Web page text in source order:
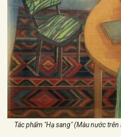
Tác phẩm "Hạ sang" (Màu nước trên